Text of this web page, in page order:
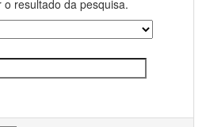
resultado da pesquisa.